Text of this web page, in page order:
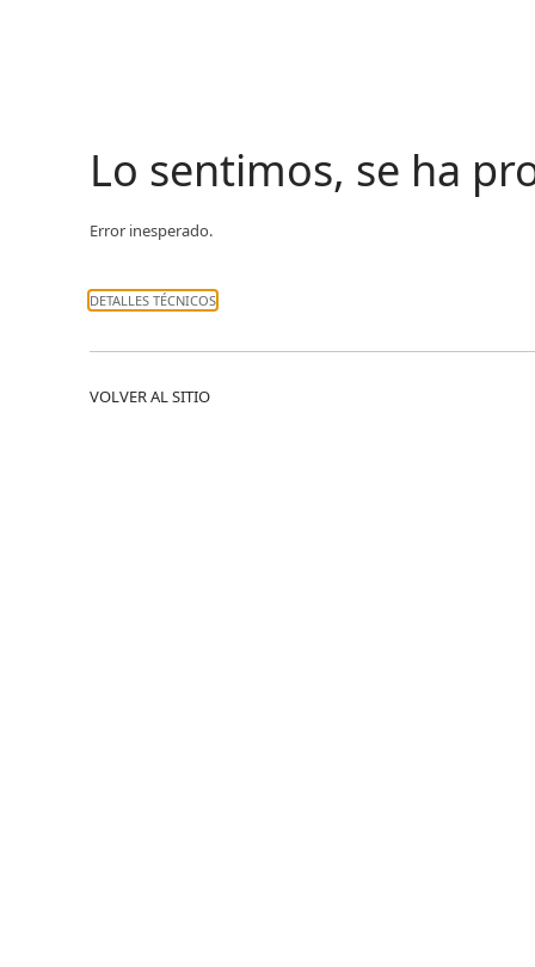
Lo sentimos, se ha
Error inesperado.
DETALLES TÉCNICOS
VOLVER AL SITIO